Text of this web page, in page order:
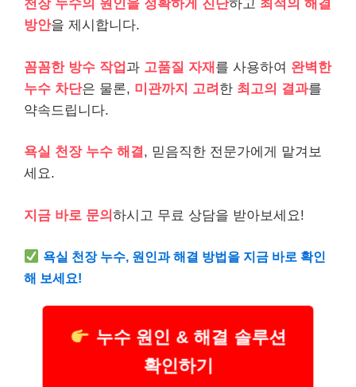
천장 누수의 원인을 정확하게 진단하고 최적의 해결
방안을 제시합니다.
꼼꼼한 방수 작업 과 고품질 자재 를 사용하여 완벽한
누수 차단은 물론, 미관까지 고려 한 최고의 결과를
약속드립니다.
욕실 천장 누수 해결, 믿음직한 전문가에게 맡겨보
세요.
지금 바로 문의 하시고 무료 상담을 받아보세요!
욕실 천장 누수, 원인과 해결 방법을 지금 바로 확인
해 보세요!
누수 원인 & 해결 솔루션
확인하기